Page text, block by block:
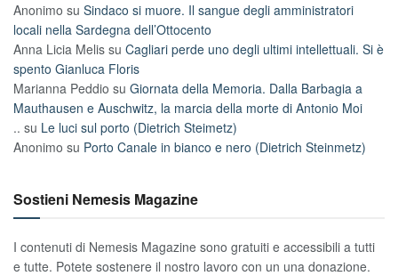
Anonimo su Sindaco si muore. Il sangue degli amministratori
locali nella Sardegna dell’Ottocento
Anna Licia Melis su Cagliari perde uno degli ultimi intellettuali. Si è
spento Gianluca Floris
Marianna Peddio su Giornata della Memoria. Dalla Barbagia a
Mauthausen e Auschwitz, la marcia della morte di Antonio Moi
.. su Le luci sul porto (Dietrich Steimetz)
Anonimo su Porto Canale in bianco e nero (Dietrich Steinmetz)
Sostieni Nemesis Magazine
I contenuti di Nemesis Magazine sono gratuiti e accessibili a tutti
e tutte. Potete sostenere il nostro lavoro con un una donazione.